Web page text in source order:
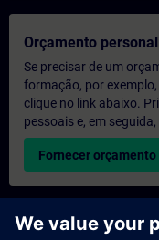
Orçamento
Se precisar de um
formação, por
clique no link abaixo.
pessoais e, em
Fornecer orçamento
Pedido de